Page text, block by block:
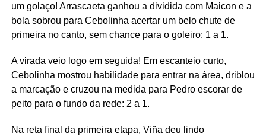
um golaço! Arrascaeta ganhou a dividida com Maicon e a
bola sobrou para Cebolinha acertar um belo chute de
primeira no canto, sem chance para o goleiro: 1 a 1.
A virada veio logo em seguida! Em escanteio curto,
Cebolinha mostrou habilidade para entrar na área, driblou
a marcação e cruzou na medida para Pedro escorar de
peito para o fundo da rede: 2 a 1.
Na reta final da primeira etapa, Viña deu lindo